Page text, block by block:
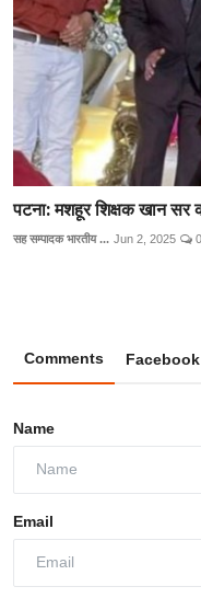
पटना: मशहूर शिक्षक खान सर
सह सम्पादक भारतीय ... Jun 2, 2025 0
Comments
Name
Email